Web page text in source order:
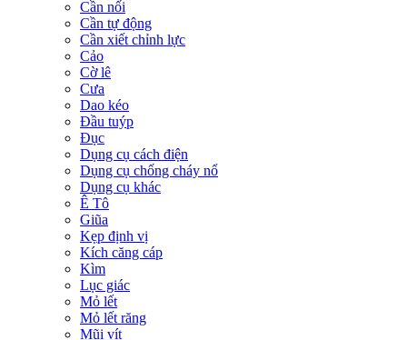
Cần nối
Cần tự động
Cần xiết chỉnh lực
Cảo
Cờ lê
Cưa
Dao kéo
Đầu tuýp
Đục
Dụng cụ cách điện
Dụng cụ chống cháy nổ
Dụng cụ khác
Ê Tô
Giũa
Kẹp định vị
Kích căng cáp
Kìm
Lục giác
Mỏ lết
Mỏ lết răng
Mũi vít